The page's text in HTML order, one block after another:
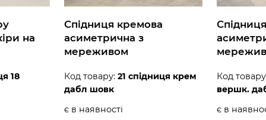
на
18
Спідниця кремова
асиметрична з
мереживом
Код товару: 21 спідниця крем
дабл шовк
є в наявності
Код
вершк.
є в